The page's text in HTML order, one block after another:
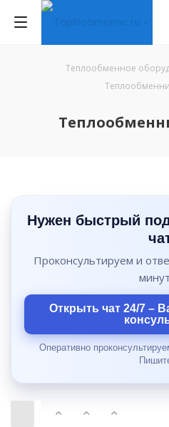
Теплообменное
Нужен быстрый
Проконсультируем и
Открыть чат 24/7 –
Оперативно